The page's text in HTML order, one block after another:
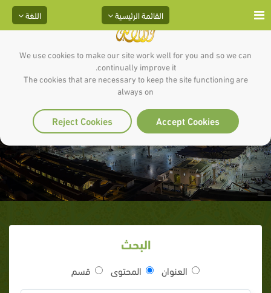
We use cookies to make our site work well for you and so we can
continually improve it.
The cookies that are necessary to keep the site functioning are
always on
Accept Cookies
Reject Cookies
اللغة القائمة الرئيسية
تابع لماذا السيره
البحث
العنوان المحتوى قسم